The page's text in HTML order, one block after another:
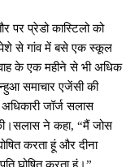
पर प्रेडो कास्टिलो को
पेशे से गांव में बसे एक स्कूल
के एक महीने से भी अधिक
समाचार एजेंसी की
अधिकारी जॉर्ज सलास
ने कहा, “मैं जोस
करता हूं और दीना